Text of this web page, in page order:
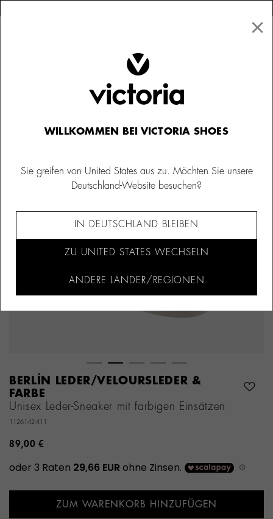
BERLÍN LEDER/VELOURSLEDER &
FARBE
Unisex Leder-Sneaker mit farbigen Einsätzen
1126142-411
89,00 €
ZUM WARENKORB HINZUFÜGEN
×
WILLKOMMEN BEI VICTORIA SHOES
Sie greifen von United States aus zu. Möchten Sie unsere
Deutschland-Website besuchen?
IN DEUTSCHLAND BLEIBEN
ZU UNITED STATES WECHSELN
ANDERE LÄNDER/REGIONEN